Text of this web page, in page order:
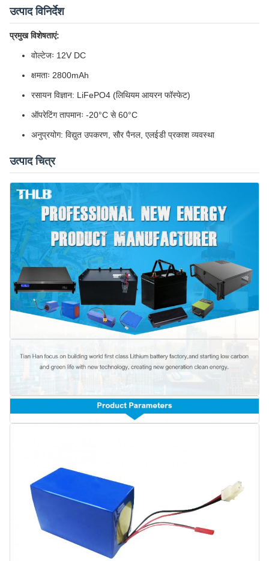
उत्पाद विनिर्देश
प्रमुख विशेषताएं:
वोल्टेजः 12V DC
क्षमताः 2800mAh
रसायन विज्ञान: LiFePO4 (लिथियम आयरन फॉस्फेट)
ऑपरेटिंग तापमानः -20°C से 60°C
अनुप्रयोग: विद्युत उपकरण, सौर पैनल, एलईडी प्रकाश व्यवस्था
उत्पाद चित्र